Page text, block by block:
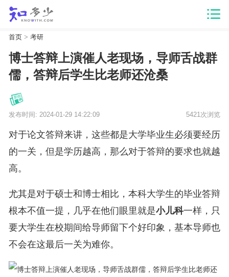
首页> 考研
博士答辩上演催人老现场，导师舌战群
儒，答辩后学生比老师还沧桑
发布时间: 2024-01-29 14:22:09 5421次浏览
对于论文答辩来讲，这些都是大学毕业生必须要经历
的一关，但是学历越高，那么对于答辩的要求也就越
高。
尤其是对于硕士和博士相比，本科大学生的毕业答辩
根本不值一提，几乎在他们眼里就是小儿科一样，只
要大学生在校期间给导师留下个好印象，基本导师也
不会在这最后一关为难你。